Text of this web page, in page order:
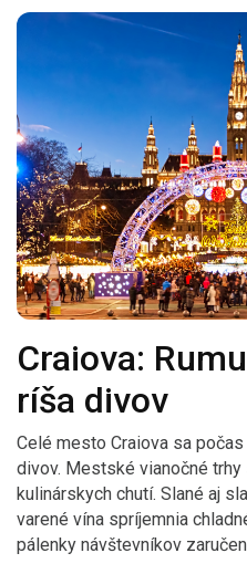
Craiova:
ríša divov
Celé mesto Craiova sa
divov. Mestské vianočné trhy
kulinárskych chutí. Slané aj
varené vína spríjemnia
pálenky návštevníkov